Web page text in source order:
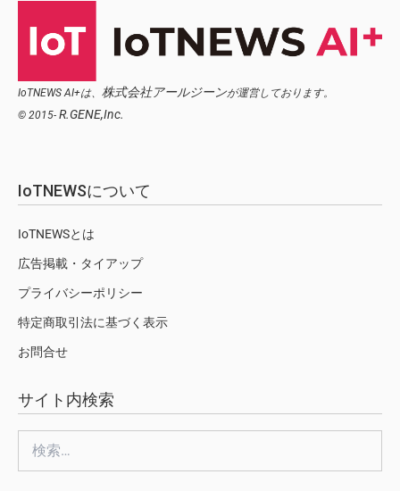
IoTNEWS AI+は、 株式会社アールジーンが運営しております。
© 2015- R.GENE,Inc.
IoTNEWSについて
IoTNEWSとは
広告掲載・タイアップ
プライバシーポリシー
特定商取引法に基づく表示
お問合せ
サイト内検索